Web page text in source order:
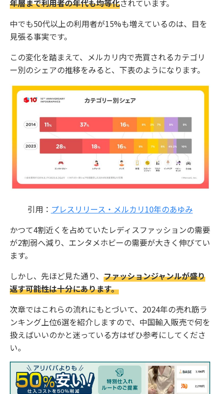
年層まで利用者の年代も均等化されています。
中でも50代以上の利用者が15%も増えているのは、目を
見張る事実です。
この変化を踏まえて、メルカリ内で売買されるカテゴリ
ー別のシェアの推移をみると、下表のようになります。
引用： プレスリリース・メルカリ10年のあゆみ
かつて4割近くを占めていたレディスファッションの需要
が2割弱へ減り、エンタメホビーの需要が大きく伸びてい
ます。
しかし、先ほど見た通り、 ファッションジャンルが盛り
返す可能性は十分にあります。
次章ではこれらの流れにもとづいて、2024年の売れ筋ラ
ンキング上位6選を紹介しますので、中国輸入販売で何を
扱えばいいのかと迷っている方はぜひ参考にしてくださ
い。